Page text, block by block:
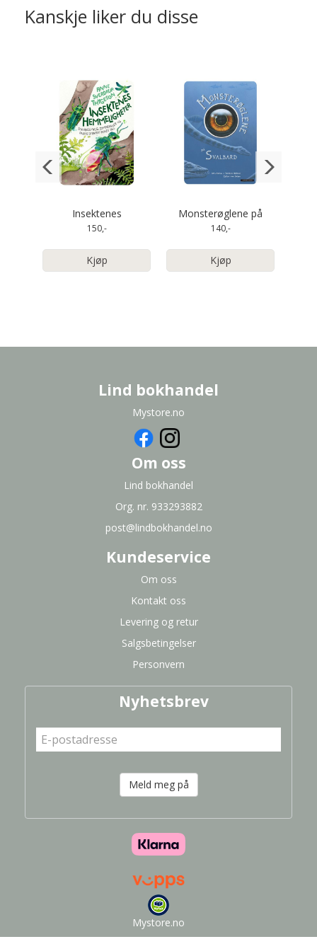
Kanskje liker du disse
Insektenes
hemmeligheter
150,-
Kjøp
Monsterøglene på
Svalbard
140,-
Kjøp
Lind bokhandel
Mystore.no
Om oss
Lind bokhandel
Org. nr. 933293882
post@lindbokhandel.no
Kundeservice
Om oss
Kontakt oss
Levering og retur
Salgsbetingelser
Personvern
Nyhetsbrev
Meld meg på
Mystore.no